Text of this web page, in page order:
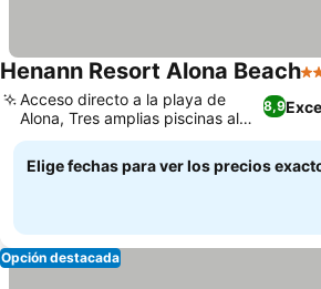
Henann Resort Alona Beach5
8,9
Acceso directo a la playa de
Alona, Tres amplias piscinas al
aire libre
Elige fechas para ver los precios
Opción destacada